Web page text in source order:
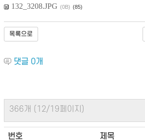
132_3208.JPG (0B) (85)
목록으로
댓글 0개
366개 (12/19페이지)
번호 제목